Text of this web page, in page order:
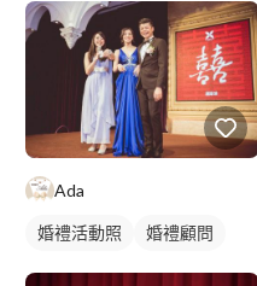
Ada
婚禮活動照 婚禮顧問